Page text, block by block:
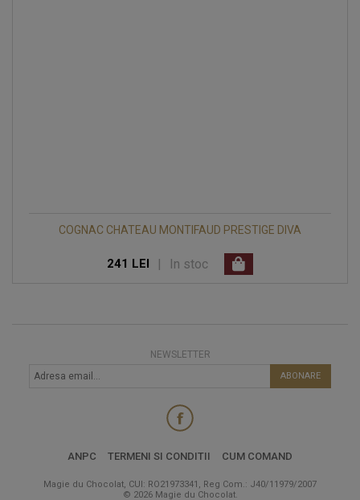
COGNAC CHATEAU MONTIFAUD PRESTIGE DIVA
241 LEI | In stoc
NEWSLETTER
ABONARE
ANPC TERMENI SI CONDITII CUM COMAND
Magie du Chocolat, CUI: RO21973341, Reg Com.: J40/11979/2007
© 2026 Magie du Chocolat.